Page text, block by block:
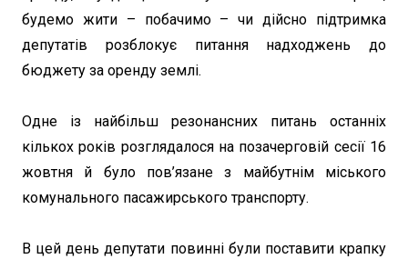
будемо жити – побачимо – чи дійсно підтримка
депутатів розблокує питання надходжень до
бюджету за оренду землі.
Одне із найбільш резонансних питань останніх
кількох років розглядалося на позачерговій сесії 16
жовтня й було пов’язане з майбутнім міського
комунального пасажирського транспорту.
В цей день депутати повинні були поставити крапку